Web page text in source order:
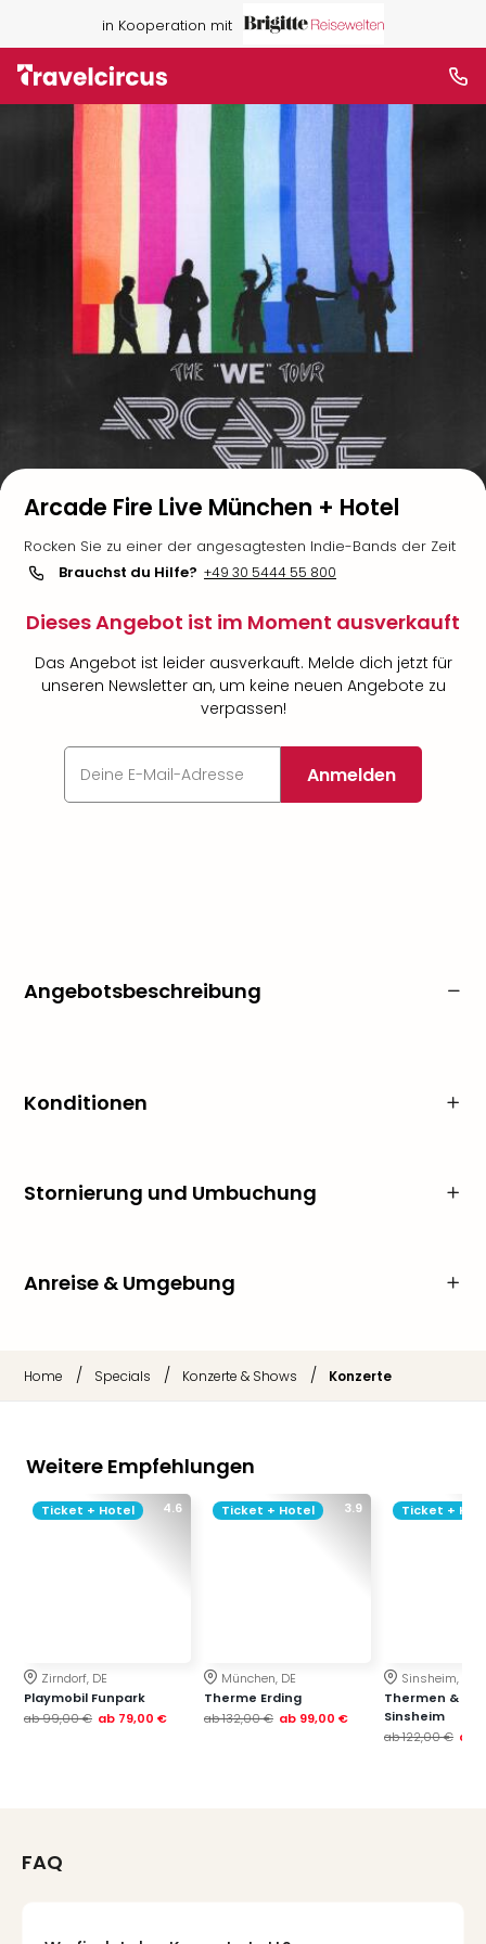
in Kooperation mit
Arcade Fire Live München + Hotel
Rocken Sie zu einer der angesagtesten Indie-Bands der Zeit
Brauchst du Hilfe? +49 30 5444 55 800
Dieses Angebot ist im Moment ausverkauft
Das Angebot ist leider ausverkauft. Melde dich jetzt für
unseren Newsletter an, um keine neuen Angebote zu
verpassen!
Anmelden
Angebotsbeschreibung
Konditionen
Stornierung und Umbuchung
Anreise & Umgebung
Home / Specials / Konzerte & Shows / Konzerte
Weitere Empfehlungen
4.6
Ticket + Hotel
Zirndorf, DE
Playmobil Funpark
ab99,00 € ab 79,00 €
3.9
Ticket + Hotel
München, DE
Therme Erding
ab132,00 € ab 99,00 €
Ticket +
Sinsheim, DE
Thermen &
Sinsheim
ab122,00 € ab
FAQ